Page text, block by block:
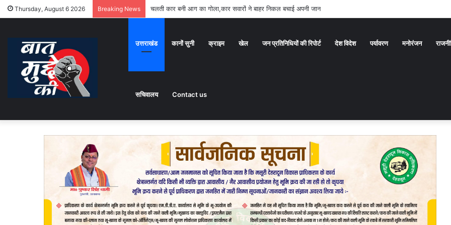
Thursday, August 6 2026 Breaking News चलती कार बनी आग का गोला,कार सवारों ने बाहर निकल बचाई अपनी जान
उत्तराखंड कानों सुनी क्राइम खेल जन प्रतिनिधियों की रिपोर्ट देश विदेश पर्यावरण मनोरंजन
सचिवालय Contact us